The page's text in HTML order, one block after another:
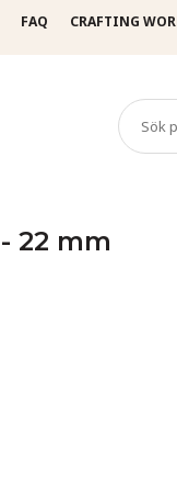
FAQ CRAFTING
- 22 mm